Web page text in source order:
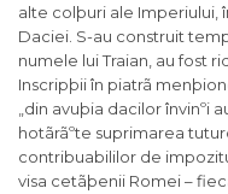
alte colþuri ale Imperiului,
Daciei. S-au construit
numele lui Traian, au fost
Inscripþii în piatrã
„din avuþia dacilor învinºi
hotãrãºte suprimarea
contribuabililor de
visa cetãþenii Romei –